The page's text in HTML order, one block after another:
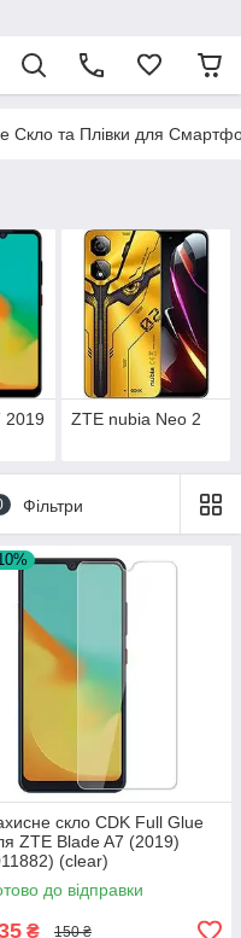
Скло та Плівки для
2019 ZTE nubia Neo 2
Фільтри
скло CDK Full Glue
ZTE Blade A7 (2019)
(clear)
до відправки
₴ 150 ₴